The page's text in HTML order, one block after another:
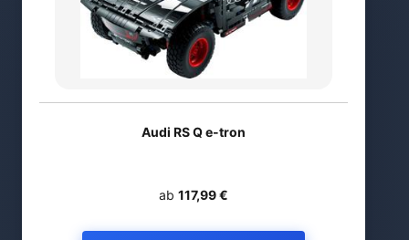
Audi RS Q e-tron
ab 117,99 €